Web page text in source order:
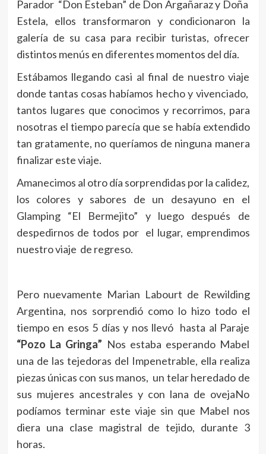
Parador “Don Esteban” de Don Argañaraz y Doña
Estela, ellos transformaron y condicionaron la
galería de su casa para recibir turistas, ofrecer
distintos menús en diferentes momentos del día.
Estábamos llegando casi al final de nuestro viaje
donde tantas cosas habíamos hecho y vivenciado,
tantos lugares que conocimos y recorrimos, para
nosotras el tiempo parecía que se había extendido
tan gratamente, no queríamos de ninguna manera
finalizar este viaje.
Amanecimos al otro día sorprendidas por la calidez,
los colores y sabores de un desayuno en el
Glamping “El Bermejito” y luego después de
despedirnos de todos por el lugar, emprendimos
nuestro viaje de regreso.
Pero nuevamente Marian Labourt de Rewilding
Argentina, nos sorprendió como lo hizo todo el
tiempo en esos 5 días y nos llevó hasta al Paraje
“Pozo La Gringa” Nos estaba esperando Mabel
una de las tejedoras del Impenetrable, ella realiza
piezas únicas con sus manos, un telar heredado de
sus mujeres ancestrales y con lana de ovejaNo
podíamos terminar este viaje sin que Mabel nos
diera una clase magistral de tejido, durante 3
horas.